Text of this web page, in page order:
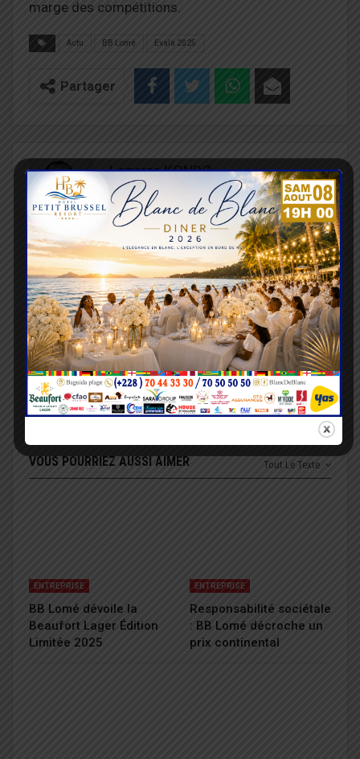
marge des compétitions.
Actu BB Lomé Evala 2025
Partager
Lazarre KONDO
Rechercher, vérifier, rédiger et partager des
informations compréhensibles et accessibles à
tous, telle est ma mission. Récemment, je suis
engagé dans la sensibilisation à la sécurité
routière. Je suis passionné du sport et de la
culture.
ARTICLE PRÉCÉDENT
Région des Savanes :
Les femmes en
première ligne pour
promouvoir la paix
PROCHAIN ARTICLE
Le CJD salue
l’engagement citoyen
pour la paix
Tout Le Texte
VOUS POURRIEZ AUSSI AIMER
ENTREPRISE
BB Lomé dévoile la
Beaufort Lager Édition
Limitée 2025
ENTREPRISE
Responsabilité sociétale
: BB Lomé décroche un
prix continental